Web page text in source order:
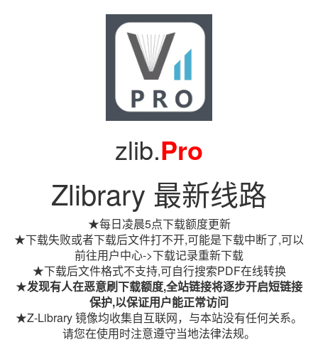
zlib.Pro
Zlibrary 最新线路
★每日凌晨5点下载额度更新
★下载失败或者下载后文件打不开,可能是下载中断了,可以
前往用户中心->下载记录重新下载
★下载后文件格式不支持,可自行搜索PDF在线转换
★发现有人在恶意刷下载额度,全站链接将逐步开启短链接
保护,以保证用户能正常访问
★Z-Library 镜像均收集自互联网，与本站没有任何关系。
请您在使用时注意遵守当地法律法规。